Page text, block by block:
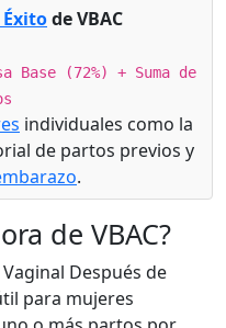
de VBAC
Base (72%) + Suma de
individuales como la
de partos previos y
.
de VBAC?
Después de
para mujeres